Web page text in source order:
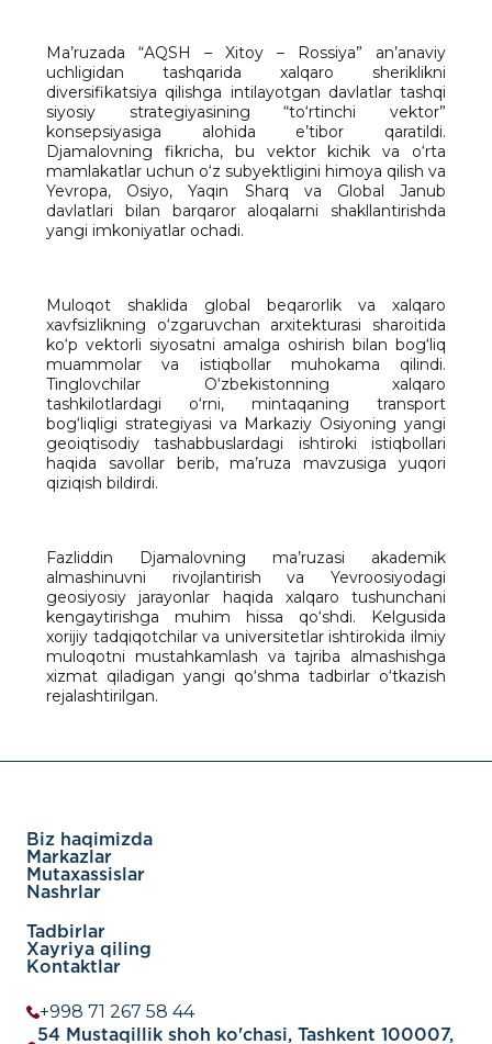
Ma’ruzada “AQSH – Xitoy – Rossiya” an’anaviy
uchligidan tashqarida xalqaro sheriklikni
diversifikatsiya qilishga intilayotgan davlatlar tashqi
siyosiy strategiyasining “to‘rtinchi vektor”
konsepsiyasiga alohida e’tibor qaratildi.
Djamalovning fikricha, bu vektor kichik va o‘rta
mamlakatlar uchun o‘z subyektligini himoya qilish va
Yevropa, Osiyo, Yaqin Sharq va Global Janub
davlatlari bilan barqaror aloqalarni shakllantirishda
yangi imkoniyatlar ochadi.
Muloqot shaklida global beqarorlik va xalqaro
xavfsizlikning o‘zgaruvchan arxitekturasi sharoitida
ko‘p vektorli siyosatni amalga oshirish bilan bog‘liq
muammolar va istiqbollar muhokama qilindi.
Tinglovchilar O‘zbekistonning xalqaro
tashkilotlardagi o‘rni, mintaqaning transport
bog‘liqligi strategiyasi va Markaziy Osiyoning yangi
geoiqtisodiy tashabbuslardagi ishtiroki istiqbollari
haqida savollar berib, ma’ruza mavzusiga yuqori
qiziqish bildirdi.
Fazliddin Djamalovning ma’ruzasi akademik
almashinuvni rivojlantirish va Yevroosiyodagi
geosiyosiy jarayonlar haqida xalqaro tushunchani
kengaytirishga muhim hissa qo‘shdi. Kelgusida
xorijiy tadqiqotchilar va universitetlar ishtirokida ilmiy
muloqotni mustahkamlash va tajriba almashishga
xizmat qiladigan yangi qo‘shma tadbirlar o‘tkazish
rejalashtirilgan.
Biz haqimizda
Markazlar
Mutaxassislar
Nashrlar
Tadbirlar
Xayriya qiling
Kontaktlar
+998 71 267 58 44
54 Mustaqillik shoh ko'chasi, Tashkent 100007,